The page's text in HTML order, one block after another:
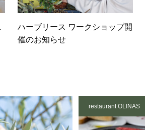
ハーブリース ワークショップ開
催のお知らせ
restaurant OLINAS